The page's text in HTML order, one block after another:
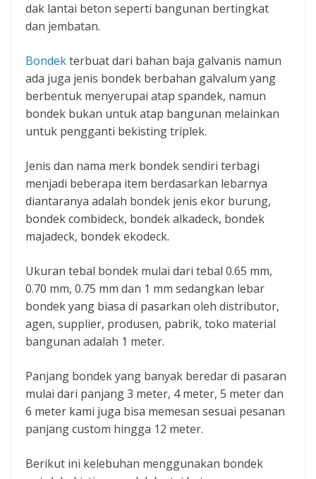
dak lantai beton seperti bangunan bertingkat
dan jembatan.
Bondekterbuat dari bahan baja galvanis namun
ada juga jenis bondek berbahan galvalum yang
berbentuk menyerupai atap spandek, namun
bondek bukan untuk atap bangunan melainkan
untuk pengganti bekisting triplek.
Jenis dan nama merk bondek sendiri terbagi
menjadi beberapa item berdasarkan lebarnya
diantaranya adalah bondek jenis ekor burung,
bondek combideck, bondek alkadeck, bondek
majadeck, bondek ekodeck.
Ukuran tebal bondek mulai dari tebal 0.65 mm,
0.70 mm, 0.75 mm dan 1 mm sedangkan lebar
bondek yang biasa di pasarkan oleh distributor,
agen, supplier, produsen, pabrik, toko material
bangunan adalah 1 meter.
Panjang bondek yang banyak beredar di pasaran
mulai dari panjang 3 meter, 4 meter, 5 meter dan
6 meter kami juga bisa memesan sesuai pesanan
panjang custom hingga 12 meter.
Berikut ini kelebuhan menggunakan bondek